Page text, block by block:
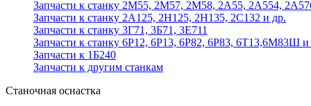
Запчасти к станку 2М55, 2М57, 2М58, 2А55, 2А554,
Запчасти к станку 2А125, 2Н125, 2Н135, 2С132 и др.
Запчасти к станку 3Г71, 3Б71, 3Е711
Запчасти к станку 6Р12, 6Р13, 6Р82, 6Р83, 6Т13,6М83Ш и
Запчасти к 1Б240
Запчасти к другим станкам
Станочная оснастка